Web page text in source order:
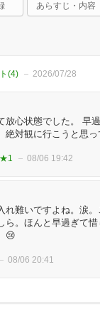
あらすじ・内容
(4) 2026/07/28
放心状態でした。 早
絶対観に行こうと思っ
★1 08/06 19:42
れ難いですよね。涙
ら。ほんと早過ぎて
😢
08/06 20:41